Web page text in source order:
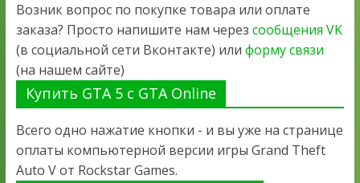
Возник вопрос по покупке товара или оплате
заказа? Просто напишите нам через сообщения VK
(в социальной сети Вконтакте) или форму связи
(на нашем сайте)
Купить GTA 5 с GTA Online
Всего одно нажатие кнопки - и вы уже на странице
оплаты компьютерной версии игры Grand Theft
Auto V от Rockstar Games.